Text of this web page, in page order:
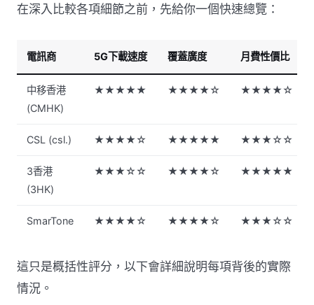
在深入比較各項細節之前，先給你一個快速總覽：
電訊商 5G下載速度 覆蓋廣度 月費性價比
中移香港
(CMHK)
★★★★★ ★★★★☆ ★★★★☆
CSL (csl.) ★★★★☆ ★★★★★ ★★★☆☆
3香港
(3HK)
★★★☆☆ ★★★★☆ ★★★★★
SmarTone ★★★★☆ ★★★★☆ ★★★☆☆
這只是概括性評分，以下會詳細說明每項背後的實際
情況。